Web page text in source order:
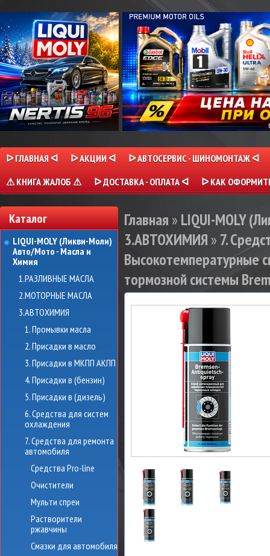
ᐅ ГЛАВНАЯ ᐊ ᐅ АКЦИИ ᐊ
ᐅ АВТОСЕРВИС - ШИНОМОНТАЖ ᐊ
⚠ КНИГА ЖАЛОБ ⚠
ᐅ ДОСТАВКА - ОПЛАТА ᐊ ᐅ КАК
Каталог
LIQUI-MOLY (Ликви-Моли)
Авто/Мото - Масла и
Химия
1.РАЗЛИВНЫЕ МАСЛА
2.МОТОРНЫЕ МАСЛА
3.АВТОХИМИЯ
1. Промывки масла
2. Присадки в масло
3. Присадки в МКПП АКПП
4. Присадки в (бензин)
5. Присадки в (дизель)
6. Средства для систем
охлаждения
7. Средства для ремонта
автомобиля
Средства Pro-line
Очистители
Мульти спреи
Растворители
ржавчины
Смазки для автомобиля
Главная » LIQUI-MOLY
3.АВТОХИМИЯ » 7.
Высокотемпературные
тормозной системы